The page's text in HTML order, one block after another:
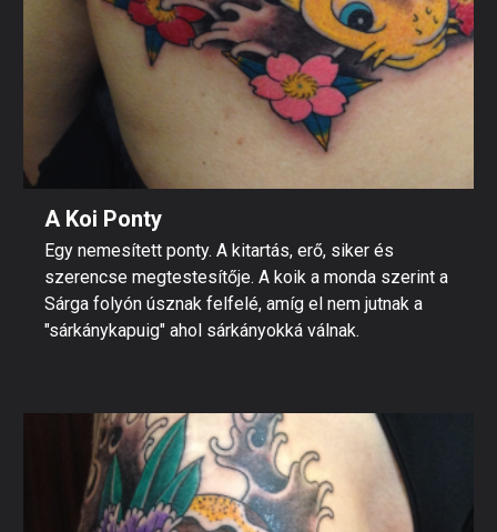
A Koi Ponty
Egy nemesített ponty. A kitartás, erő, siker és
szerencse megtestesítője. A koik a monda szerint a
Sárga folyón úsznak felfelé, amíg el nem jutnak a
"sárkánykapuig" ahol sárkányokká válnak.